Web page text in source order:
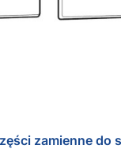
zamienne do